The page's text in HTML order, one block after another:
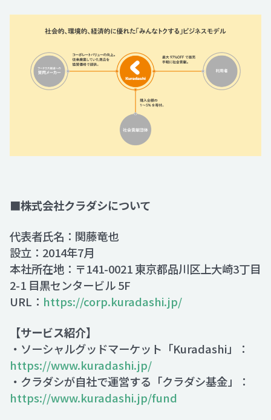
■株式会社クラダシについて
代表者氏名：関藤竜也
設立：2014年7月
本社所在地：〒141-0021 東京都品川区上大崎3丁目
2-1 目黒センタービル 5F
URL： https://corp.kuradashi.jp/
【サービス紹介】
・ソーシャルグッドマーケット「Kuradashi」：
https://www.kuradashi.jp/
・クラダシが自社で運営する「クラダシ基金」：
https://www.kuradashi.jp/fund